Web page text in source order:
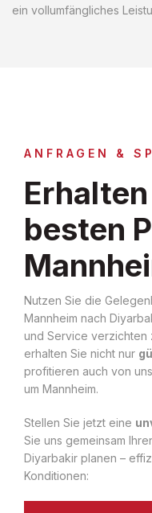
ein vollumfängliches
ANFRAGEN &
besten
Nutzen Sie die
Mannheim nach
und Service verzichten
erhalten Sie nicht nur
profitieren auch von
um Mannheim.
Stellen Sie jetzt eine
Sie uns gemeinsam
Diyarbakir planen –
Konditionen: